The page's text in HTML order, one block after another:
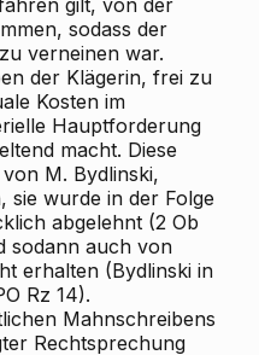
gilt, von der
sodass der
verneinen war.
der Klägerin, frei zu
Kosten im
Hauptforderung
macht. Diese
M. Bydlinski,
sie wurde in der Folge
abgelehnt (2 Ob
sodann auch von
erhalten (Bydlinski in
Rz 14).
Mahnschreibens
Rechtsprechung